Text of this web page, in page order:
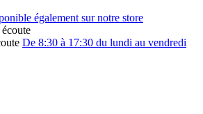
également sur notre store
De 8:30 à 17:30 du lundi au vendredi